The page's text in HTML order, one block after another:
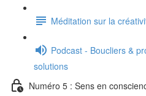
Méditation sur la
Podcast - Boucliers &
solutions
Numéro 5 : Sens en